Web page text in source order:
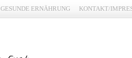
GESUNDE ERNÄHRUNG KONTAKT/